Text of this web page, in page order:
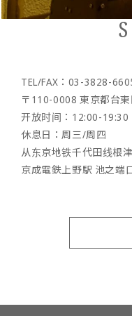
- 时钟/时钟配件
- 选项
保留产品
TEL/FAX：03-3828-
〒110-0008 東京都台
开放时间：12:00-19:30
休息日：周三/周四
从东京地铁千代田线根
京成電鉄上野駅 池之端